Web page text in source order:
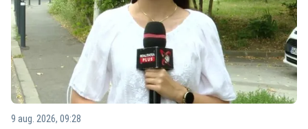
9 aug. 2026, 09:28